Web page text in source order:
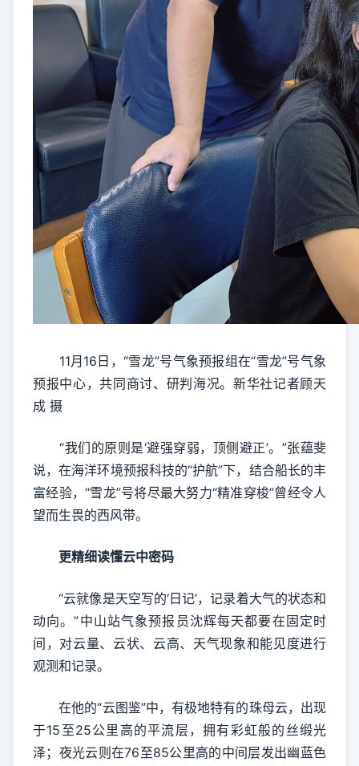
11月16日，“雪龙”号气象预报组在“雪龙”号气象
预报中心，共同商讨、研判海况。新华社记者顾天
成 摄
“我们的原则是‘避强穿弱，顶侧避正’。”张蕴斐
说，在海洋环境预报科技的“护航”下，结合船长的丰
富经验，“雪龙”号将尽最大努力“精准穿梭”曾经令人
望而生畏的西风带。
更精细读懂云中密码
“云就像是天空写的‘日记’，记录着大气的状态和
动向。”中山站气象预报员沈辉每天都要在固定时
间，对云量、云状、云高、天气现象和能见度进行
观测和记录。
在他的“云图鉴”中，有极地特有的珠母云，出现
于15至25公里高的平流层，拥有彩虹般的丝缎光
泽；夜光云则在76至85公里高的中间层发出幽蓝色